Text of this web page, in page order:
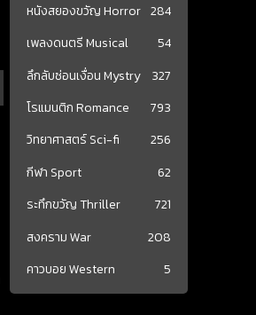
หนังสยองขวัญ Horror 284
เพลงดนตรี Musical
54
ลึกลับซ่อนเงื่อน Mystry
327
โรแมนติก Romance
793
วิทยาศาสตร์ Sci-fi
256
กีฬา Sport
62
ระทึกขวัญ Thriller
721
สงคราม War
208
คาวบอย Western
5